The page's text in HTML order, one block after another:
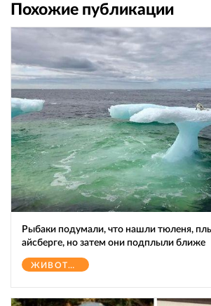
Похожие публикации
Рыбаки подумали, что нашли тюленя,
айсберге, но затем они подплыли ближе
ЖИВОТНЫЕ